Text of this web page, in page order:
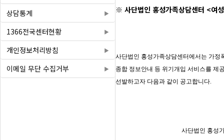
상담통계
1366전국센터현황
개인정보처리방침
이메일 무단 수집거부
※ 사단법인 홍성가족상담센터 <여
사단법인 홍성가족상담센터에서는 가정
종합 정보안내 등 위기개입 서비스를 제
선발하고자 다음과 같이 공고합니다.
사단법인 홍성가족상